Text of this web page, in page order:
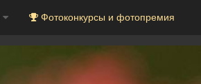
Фотоконкурсы и фотопремия